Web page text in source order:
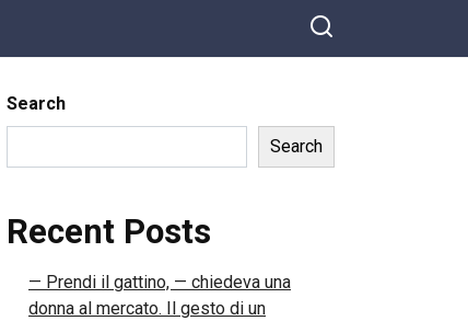
Search
Search
Recent Posts
— Prendi il gattino, — chiedeva una
donna al mercato. Il gesto di un